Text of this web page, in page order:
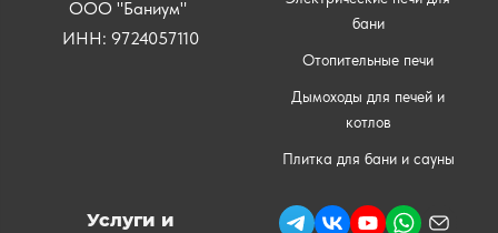
ООО "Баниум"
ИНН: 9724057110
бани
Отопительные печи
Дымоходы для печей и
котлов
Плитка для бани и сауны
Услуги и